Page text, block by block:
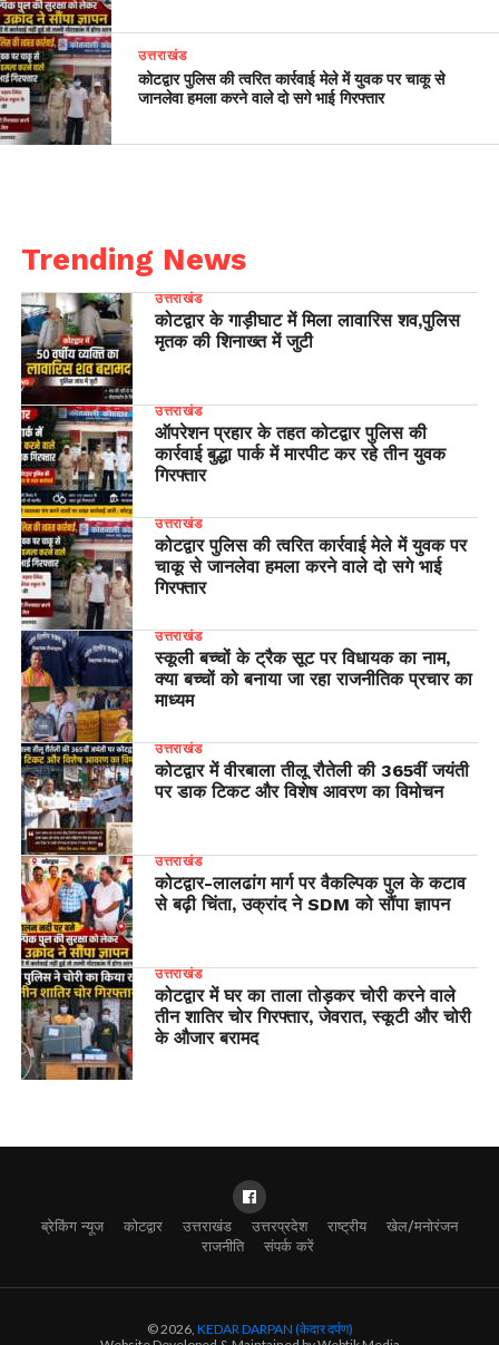
उत्तराखंड
कोटद्वार पुलिस की त्वरित कार्रवाई मेले में युवक पर चाकू से
जानलेवा हमला करने वाले दो सगे भाई गिरफ्तार
Trending News
उत्तराखंड
कोटद्वार के गाड़ीघाट में मिला लावारिस शव,पुलिस
मृतक की शिनाख्त में जुटी
उत्तराखंड
ऑपरेशन प्रहार के तहत कोटद्वार पुलिस की
कार्रवाई बुद्धा पार्क में मारपीट कर रहे तीन युवक
गिरफ्तार
उत्तराखंड
कोटद्वार पुलिस की त्वरित कार्रवाई मेले में युवक पर
चाकू से जानलेवा हमला करने वाले दो सगे भाई
गिरफ्तार
उत्तराखंड
स्कूली बच्चों के ट्रैक सूट पर विधायक का नाम,
क्या बच्चों को बनाया जा रहा राजनीतिक प्रचार का
माध्यम
उत्तराखंड
कोटद्वार में वीरबाला तीलू रौतेली की 365वीं जयंती
पर डाक टिकट और विशेष आवरण का विमोचन
उत्तराखंड
​कोटद्वार-लालढांग मार्ग पर वैकल्पिक पुल के कटाव
से बढ़ी चिंता, उक्रांद ने SDM को सौंपा ज्ञापन
उत्तराखंड
कोटद्वार में घर का ताला तोड़कर चोरी करने वाले
तीन शातिर चोर गिरफ्तार, जेवरात, स्कूटी और चोरी
के औजार बरामद
ब्रेकिंग न्यूज कोटद्वार उत्तराखंड उत्तरप्रदेश राष्ट्रीय
खेल/मनोरंजन
राजनीति
संपर्क करें
© 2026, KEDAR DARPAN (केदार दर्पण)